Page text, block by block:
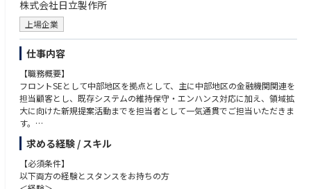
【ポジションの魅力・やりがい・キャリアパス】
・幅広い製品／技術を用いた金融システムを上流から稼働・運用保守業務
まで経験でき、段階的に多様なスキル獲得とキャリアを形成できる
・フロントSEとして顧客に近い立場で職務を遂行することができ、ITスキ
ルのみならず業務スキルや交渉力・課題解決力・調整力といったプロジェ
クト推進・取り纏めに必要なポータブルスキルも蓄積できます。
・地域金融機関が抱えるDX対応、AI、セキュリティといった課題解決に貢
献ができ、やり遂げることで地域や社会への貢献ができ、大きな達成感も
得られます。
・システムや新規提案の取り纏めとして、上長と連携しながら自身の裁量
の範囲で仕事を進めることができます。
【働く環境】
①当本部は、地域金融機関事業におけるIT/OT分野を管轄するフロント本
部です。
社会を起点に課題を捉え、常に誠実に行動することを忘れずに、社内外
の関係者と協創で成果に責任を持って社会に貢献する。
・Innovation（イノベーションを起こす）：
新しい価値を生み出すために、情熱を持って学び、現状に挑戦し、素早
く応えて、イノベーションを加速する。
【その他職種特有】
・さまざまなことに対してポジティブにモチベーション高く取り組むこと
が出来る
・チームメンバを束ねて、プロジェクトを推し進めることができる
・諦めない/負けず嫌いなマインドを持っている
・ハードネゴシエーションできる
・成長意欲がある
・ルールや行動規範を遵守する
株式会社日立製作所
上場企業
仕事内容
【職務概要】
フロントSEとして中部地区を拠点として、主に中部地区の金融機関関連を
担当顧客とし、既存システムの維持保守・エンハンス対応に加え、領域拡
大に向けた新規提案活動までを担当者として一気通貫でご担当いただきま
す。
お客様に相対する日立の顔として第一線で、日々の維持保守・エンハンス
作業でお客様からの信頼を獲得すると共に、課題をヒアリングし、解決策
を上長と連携の元現地メンバーと連携して対応いただきます。課題解決に
おいては弊部のメンバーや後方の製品・間接部門と連携を図り、案件を推
求める経験 / スキル
【必須条件】
以下両方の経験とスタンスをお持ちの方